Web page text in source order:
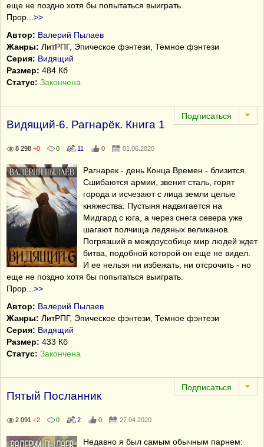
еще не поздно хотя бы попытаться выиграть.
Прор
>>
Автор: Валерий Пылаев
Жанры: ЛитРПГ, Эпическое фэнтези, Темное фэнтези
Серия: Видящий
Размер: 484 Кб
Статус: Закончена
Видящий-6. Рагнарёк. Книга 1
8 298 +0 0 11 0 01.06.2020
Рагнарек - день Конца Времен - близится.
Сшибаются армии, звенит сталь, горят
города и исчезают с лица земли целые
княжества. Пустыня надвигается на
Мидгард с юга, а через снега севера уже
шагают полчища ледяных великанов.
Погрязший в междоусобице мир людей ждет
битва, подобной которой он еще не видел.
И ее нельзя ни избежать, ни отсрочить - но
еще не поздно хотя бы попытаться выиграть.
Прор
>>
Автор: Валерий Пылаев
Жанры: ЛитРПГ, Эпическое фэнтези, Темное фэнтези
Серия: Видящий
Размер: 433 Кб
Статус: Закончена
Пятый Посланник
2 091 +2 0 2 0 27.04.2020
Недавно я был самым обычным парнем: